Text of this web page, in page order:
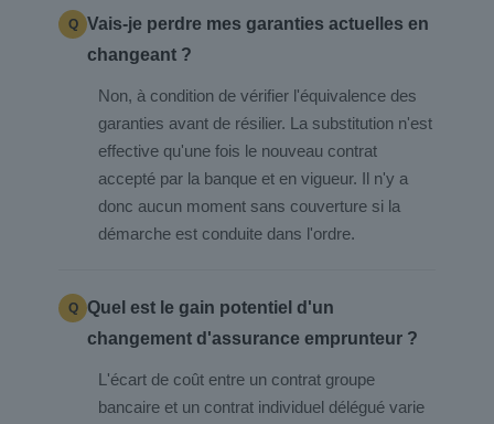
Vais-je perdre mes garanties actuelles en
changeant ?
Non, à condition de vérifier l'équivalence des
garanties avant de résilier. La substitution n'est
effective qu'une fois le nouveau contrat
accepté par la banque et en vigueur. Il n'y a
donc aucun moment sans couverture si la
démarche est conduite dans l'ordre.
Quel est le gain potentiel d'un
changement d'assurance emprunteur ?
L'écart de coût entre un contrat groupe
bancaire et un contrat individuel délégué varie